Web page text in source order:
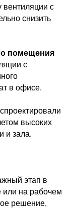
вентиляции с
снизить
помещения
с
в офисе.
высоких
и зала.
этап в
или на рабочем
решение,